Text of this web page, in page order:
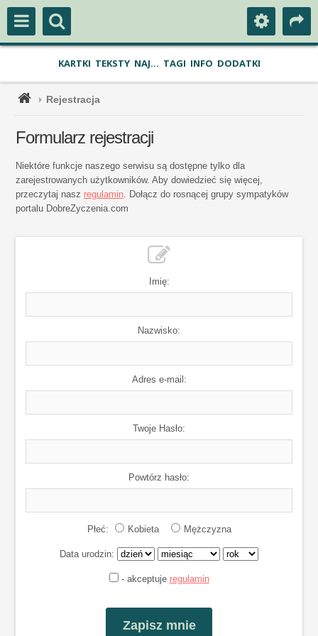
KARTKI TEKSTY NAJ... TAGI INFO DODATKI
Rejestracja
Formularz rejestracji
Niektóre funkcje naszego serwisu są dostępne tylko dla
zarejestrowanych użytkowników. Aby dowiedzieć się więcej,
przeczytaj nasz regulamin. Dołącz do rosnącej grupy sympatyków
portalu DobreZyczenia.com
Imię:
Nazwisko:
Adres e-mail:
Twoje Hasło:
Powtórz hasło:
Płeć: Kobieta Mężczyzna
Data urodzin:
- akceptuje regulamin